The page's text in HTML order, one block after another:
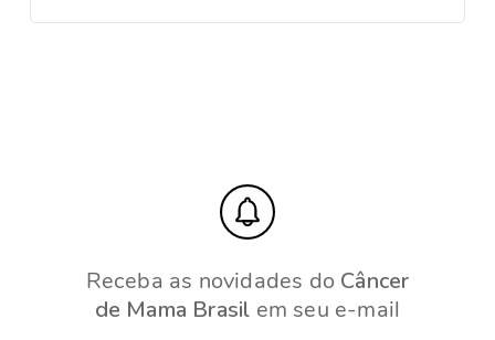
Receba as novidades do Câncer
de Mama Brasil em seu e-mail